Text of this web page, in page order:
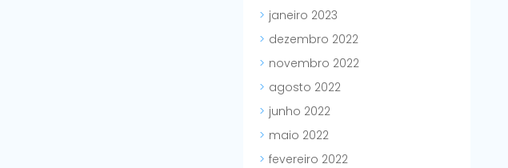
janeiro 2023
dezembro 2022
novembro 2022
agosto 2022
junho 2022
maio 2022
fevereiro 2022